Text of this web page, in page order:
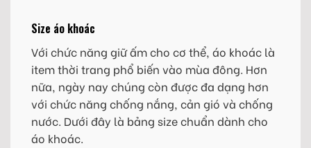
Size áo khoác
Với chức năng giữ ấm cho cơ thể, áo khoác là
item thời trang phổ biến vào mùa đông. Hơn
nữa, ngày nay chúng còn được đa dạng hơn
với chức năng chống nắng, cản gió và chống
nước. Dưới đây là bảng size chuẩn dành cho
áo khoác.